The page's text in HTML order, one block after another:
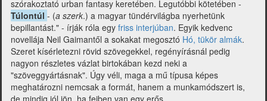
szórakoztató urban fantasy keretében. Legutóbbi kötetében -
Túlontúl - (a szerk.) a magyar tündérvilágba nyerhetünk
bepillantást." - írják róla egy friss interjúban. Egyik kedvenc
novellája Neil Gaimantől a sokakat megosztó Hó, tükör almák.
Szeret kísérletezni rövid szövegekkel, regényírásnál pedig
nagyon részletes vázlat birtokában kezd neki a
"szöveggyártásnak". Úgy véli, maga a mű típusa képes
meghatározni nemcsak a formát, hanem a munkamódszert is,
de mindig jól jön, ha fejben van egy erős